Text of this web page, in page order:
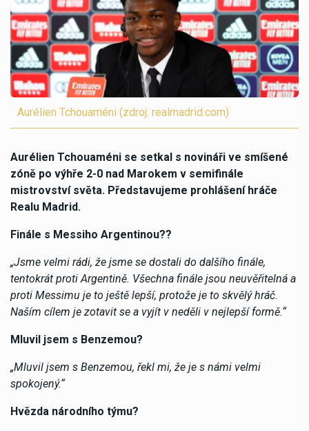
Aurélien Tchouaméni (zdroj: realmadrid.com)
Aurélien Tchouaméni se setkal s novináři ve smíšené
zóně po výhře 2-0 nad Marokem v semifinále
mistrovství světa. Představujeme prohlášení hráče
Realu Madrid.
Finále s Messiho Argentinou??
„Jsme velmi rádi, že jsme se dostali do dalšího finále,
tentokrát proti Argentině. Všechna finále jsou neuvěřitelná a
proti Messimu je to ještě lepší, protože je to skvělý hráč.
Naším cílem je zotavit se a vyjít v neděli v nejlepší formě.“
Mluvil jsem s Benzemou?
„Mluvil jsem s Benzemou, řekl mi, že je s námi velmi
spokojený.“
Hvězda národního týmu?